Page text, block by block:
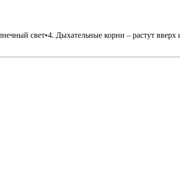
свет•4. Дыхательные корни – растут